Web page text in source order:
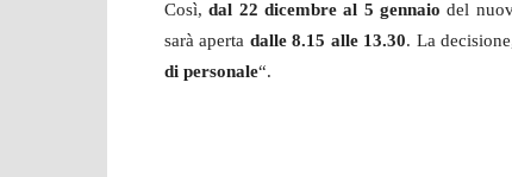
Così,dal 22 dicembre al 5 gennaio del
sarà aperta dalle 8.15 alle 13.30. La
di personale“.